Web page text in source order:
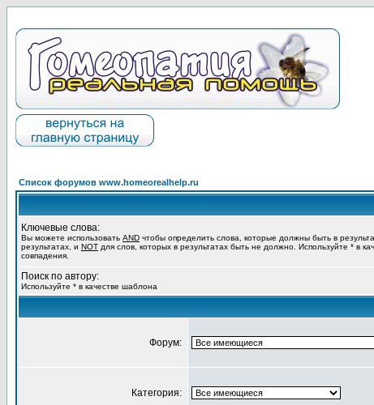
Список форумов www.homeorealhelp.ru
Ключевые слова:
Вы можете использовать AND чтобы определить слова, которые должны быть в
результатах, и NOT для слов, которых в результатах быть не должно. Используйте * в
совпадения.
Поиск по автору:
Используйте * в качестве шаблона
Форум:
Категория: